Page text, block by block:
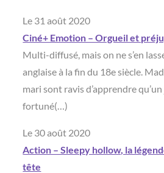
Le 31 août 2020
Ciné+ Emotion – Orgueil et
Multi-diffusé, mais on ne s’en
anglaise à la fin du 18e siècle.
mari sont ravis d’apprendre
fortuné(…)
Le 30 août 2020
Action – Sleepy hollow, la
tête